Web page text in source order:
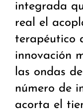
integrada
real el
terapéutico
innovación
las ondas
número de
acorta el